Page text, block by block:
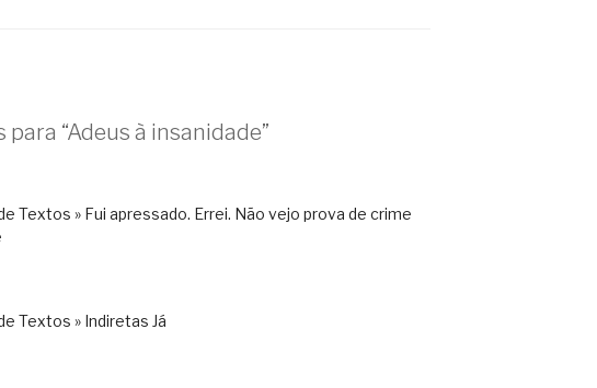
“Adeus à insanidade”
Textos » Fui apressado. Errei. Não vejo prova de crime
Textos » Indiretas Já